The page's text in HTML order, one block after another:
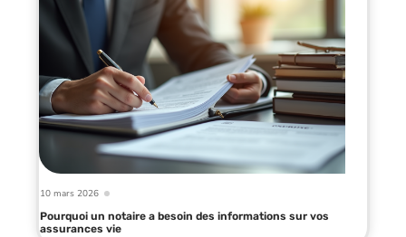
10 mars 2026
Pourquoi un notaire a besoin des informations sur vos
assurances vie